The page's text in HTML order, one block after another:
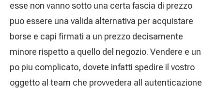
esse non vanno sotto una certa fascia di prezzo
puo essere una valida alternativa per acquistare
borse e capi firmati a un prezzo decisamente
minore rispetto a quello del negozio. Vendere e un
po piu complicato, dovete infatti spedire il vostro
oggetto al team che provvedera all autenticazione